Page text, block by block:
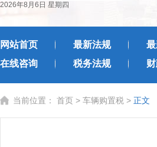
2026年8月6日 星期四
网站首页 最新法规
在线咨询
税务法规
当前位置： 首页 > 车辆购置税 > 正文